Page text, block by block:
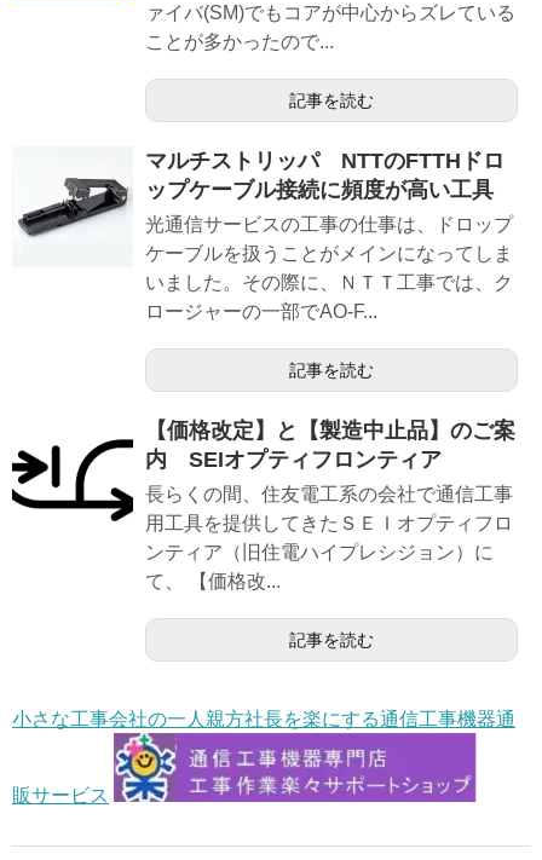
ァイバ(SM)でもコアが中心からズレている
ことが多かったので...
記事を読む
マルチストリッパ NTTのFTTHドロ
ップケーブル接続に頻度が高い工具
光通信サービスの工事の仕事は、ドロップ
ケーブルを扱うことがメインになってしま
いました。その際に、ＮＴＴ工事では、ク
ロージャーの一部でAO-F...
記事を読む
【価格改定】と【製造中止品】のご案
内 SEIオプティフロンティア
長らくの間、住友電工系の会社で通信工事
用工具を提供してきたＳＥＩオプティフロ
ンティア（旧住電ハイプレシジョン）に
て、 【価格改...
記事を読む
小さな工事会社の一人親方社長を楽にする通信工事機器通
販サービス